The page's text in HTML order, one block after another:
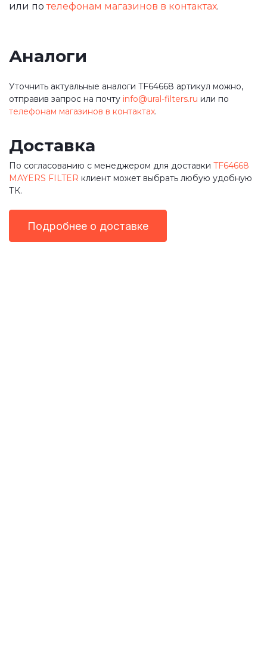
или потелефонам магазинов в контактах.
Аналоги
Уточнить актуальные аналоги TF64668 артикул можно,
отправив запрос на почту info@ural-filters.ru или по
телефонам магазинов в контактах.
Доставка
По согласованию с менеджером для доставки TF64668
MAYERS FILTER клиент может выбрать любую удобную
ТК.
Подробнее о доставке